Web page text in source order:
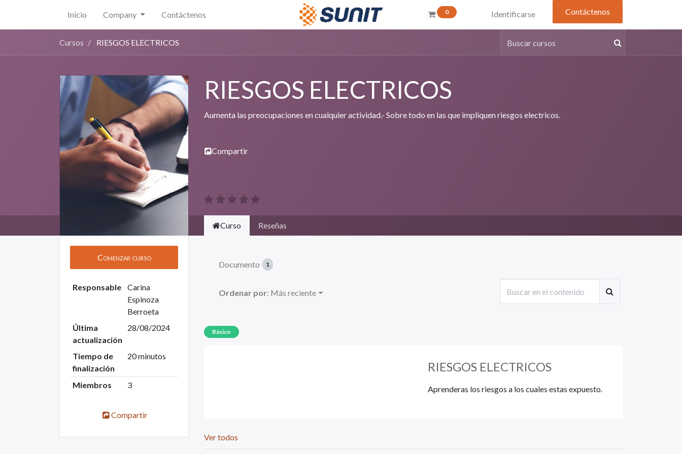
0 Identificarse Contáctenos
Inicio Company Contáctenos
Cursos RIESGOS ELECTRICOS
RIESGOS ELECTRICOS
Aumenta las preocupaciones en cualquier actividad.- Sobre todo en las que impliquen riesgos electricos.
Compartir
Comenzar curso
Responsable
Carina
Espinoza
Berroeta
Última
actualización
28/08/2024
Tiempo de
finalización
20 minutos
Miembros 3
Compartir
Curso Reseñas
Documento 1
Ordenar por: Más reciente
Básico
RIESGOS ELECTRICOS
Aprenderas los riesgos a los cuales estas expuesto.
Ver todos